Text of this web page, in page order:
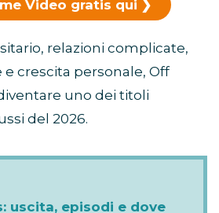
Video gratis qui
relazioni complicate,
crescita personale, Off
uno dei titoli
del 2026.
uscita, episodi e dove